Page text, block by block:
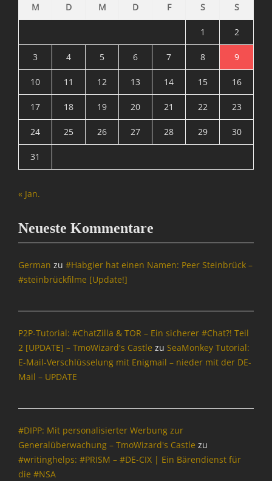
e
,
n
o
m
t
n
Tags
f
0
,
0
0
f
o
g
M
D M D F S S
1 2
3 4 5 6 7 8 9
10 11 12 13 14 15 16
17 18 19 20 21 22 23
24 25 26 27 28 29 30
31
« Jan.
Neueste Kommentare
German zu #Habgier hat einen Namen: Peer Steinbrück –
#steinbrückfilme [Update!]
P2P-Tutorial: #ChatZilla & TOR – Ein sicherer #Chat?! Teil
2 [UPDATE] – TmoWizard's Castle zu SeaMonkey Tutorial:
E-Mail-Verschlüsselung mit Enigmail – nieder mit der DE-
Mail – UPDATE
#DIPP: Mit personalisierter Werbung zur
Generalüberwachung – TmoWizard's Castle zu
#writinghelps: #PRISM – #DE-CIX | Ein Bärendienst für
die #NSA